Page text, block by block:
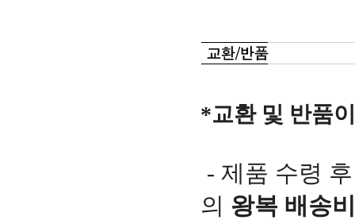
*교환 및 반품
- 제품 수령
의 왕복 배송비